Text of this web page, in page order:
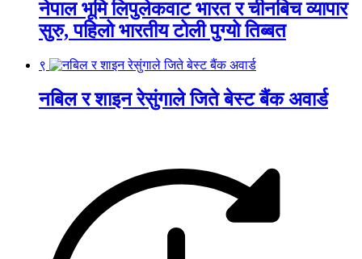
नेपाल भूमि लिपुलेकवाट भारत र चीनबिच व्यापार
सुरु, पहिलो भारतीय टोली पुग्यो तिब्बत
९
नबिल र शाइन रेसुंगाले जिते बेस्ट बैंक अवार्ड